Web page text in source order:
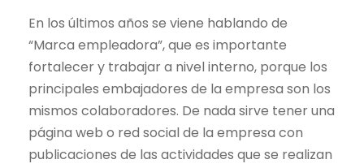
En los últimos años se viene hablando de
“Marca empleadora”, que es importante
fortalecer y trabajar a nivel interno, porque los
principales embajadores de la empresa son los
mismos colaboradores. De nada sirve tener una
página web o red social de la empresa con
publicaciones de las actividades que se realizan